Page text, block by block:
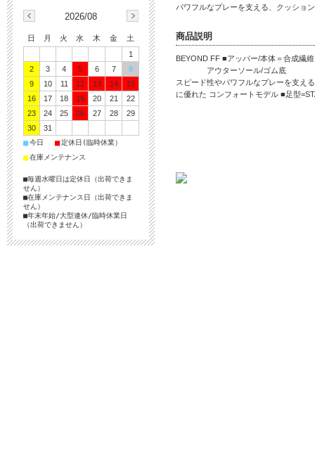
パワフルなプレーを支える、クッショ
商品説明
BEYOND FF ■アッパー/本体＝合成繊
アウターソール/ゴム底 イン
スピード性やパワフルなプレーを支え
に優れた コンフォートモデル ■足型
2026/08
日 月 火 水 木 金
土
1
2
3 4 5 6 7
8
9
10 11 12 13 14
15
16
17 18 19 20 21
22
23
24 25 26 27 28
29
30
31
■今日 ■定休日(臨時休業）
■在庫メンテナンス
■毎週水曜日は定休日（出荷できま
せん）
■在庫メンテナンス日（出荷できま
せん）
■年末年始/大型連休/臨時休業日
（出荷できません）